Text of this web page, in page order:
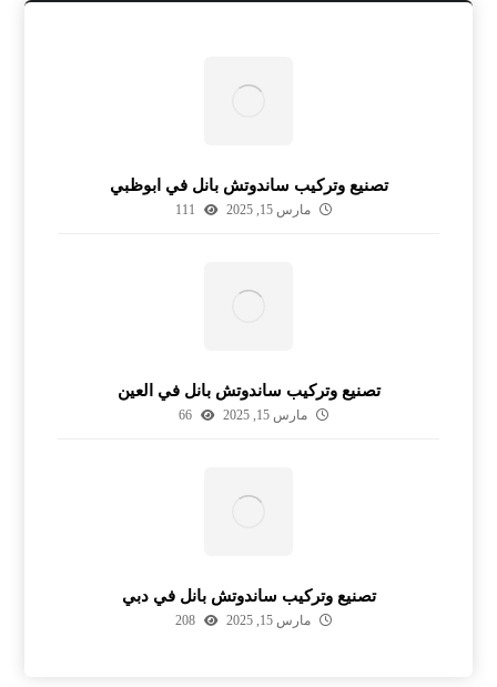
تصنيع وتركيب ساندوتش بانل في ابوظبي
مارس 15, 2025 111
تصنيع وتركيب ساندوتش بانل في العين
مارس 15, 2025 66
تصنيع وتركيب ساندوتش بانل في دبي
مارس 15, 2025 208